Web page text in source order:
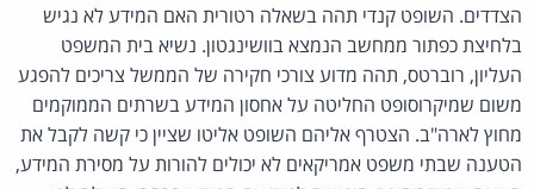
הצדדים. השופט קנדי תהה בשאלה רטורית האם המידע לא נגיש
בלחיצת כפתור ממחשב הנמצא בוושינגטון. נשיא בית המשפט
העליון, רוברטס, תהה מדוע צורכי חקירה של הממשל צריכים להפגע
משום שמיקרוסופט החליטה על אחסון המידע בשרתים הממוקמים
מחוץ לארה"ב. הצטרף אליהם השופט אליטו שציין כי קשה לקבל את
הטענה שבתי משפט אמריקאים לא יכולים להורות על מסירת המידע,